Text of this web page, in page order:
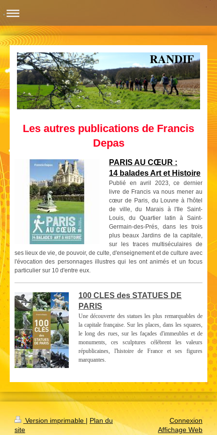
RANDIF
Les autres publications de Francis
Depas
PARIS AU CŒUR :
14 balades Art et Histoire
Publié en avril 2023, ce dernier
livre de Francis va nous mener au
cœur de Paris, du Louvre à l'hôtel
de ville, du Marais à l'Ile Saint-
Louis, du Quartier latin à Saint-
Germain-des-Prés, dans les trois
plus beaux Jardins de la capitale,
sur les traces multiséculaires de
ses lieux de vie, de pouvoir, de culte, d'enseignement et de culture avec
l'évocation des personnages illustres qui les ont animés et un focus
particulier sur 10 d'entre eux.
100 CLES des STATUES DE
PARIS
Une découverte des statues les plus remarquables de
la capitale française. Sur les places, dans les squares,
le long des rues, sur les façades d'immeubles et de
monuments, ces sculptures célèbrent les valeurs
républicaines, l'histoire de France et ses figures
marquantes.
Version imprimable | Plan du
site
Connexion
Affichage Web